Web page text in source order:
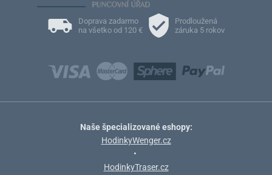
Doprava zadarmo
na všetko od 120 €
Prodloužená
záruka 5 rokov
Naše špecializované eshopy:
HodinkyWenger.cz
•
HodinkyTraser.cz